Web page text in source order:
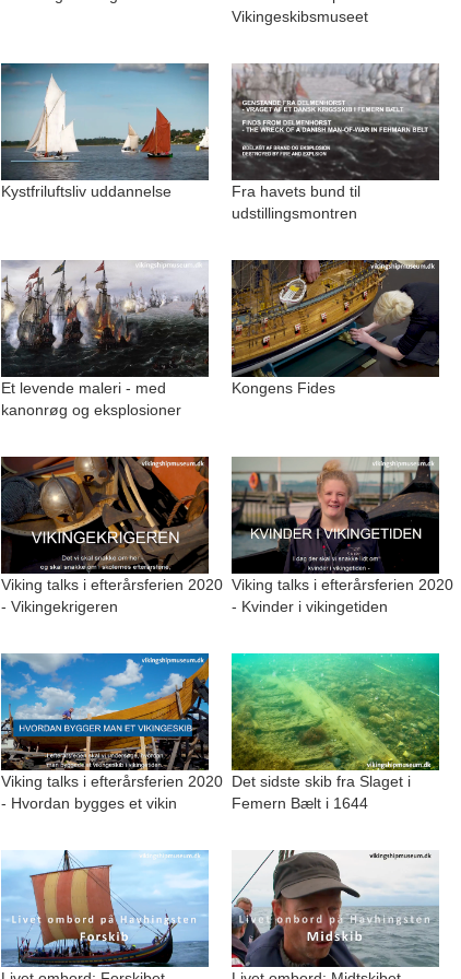
Vikingeskibsmuseet
Kystfriluftsliv uddannelse
Fra havets bund til
udstillingsmontren
Et levende maleri - med
kanonrøg og eksplosioner
Kongens Fides
Viking talks i efterårsferien 2020
- Vikingekrigeren
Viking talks i efterårsferien 2020
- Kvinder i vikingetiden
Viking talks i efterårsferien 2020
- Hvordan bygges et vikin
Det sidste skib fra Slaget i
Femern Bælt i 1644